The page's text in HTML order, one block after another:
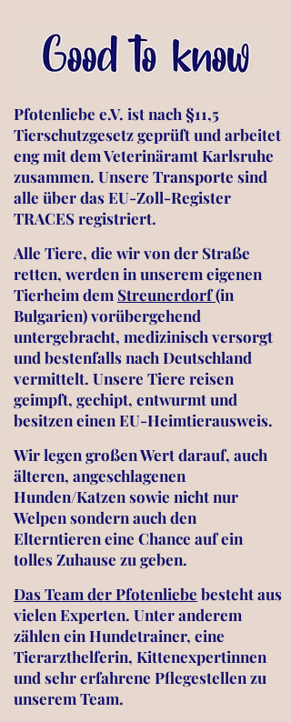
Pfotenliebe e.V. ist nach §11,5
Tierschutzgesetz geprüft und arbeitet
eng mit dem Veterinäramt Karlsruhe
zusammen. Unsere Transporte sind
alle über das EU-Zoll-Register
TRACES registriert.
Alle Tiere, die wir von der Straße
retten, werden in unserem eigenen
Tierheim dem Streunerdorf(in
Bulgarien) vorübergehend
untergebracht, medizinisch versorgt
und bestenfalls nach Deutschland
vermittelt. Unsere Tiere reisen
geimpft, gechipt, entwurmt und
besitzen einen EU-Heimtierausweis.
Wir legen großen Wert darauf, auch
älteren, angeschlagenen
Hunden/Katzen sowie nicht nur
Welpen sondern auch den
Elterntieren eine Chance auf ein
tolles Zuhause zu geben.
Das Team der Pfotenliebe besteht aus
vielen Experten. Unter anderem
zählen ein Hundetrainer, eine
Tierarzthelferin, Kittenexpertinnen
und sehr erfahrene Pflegestellen zu
unserem Team.